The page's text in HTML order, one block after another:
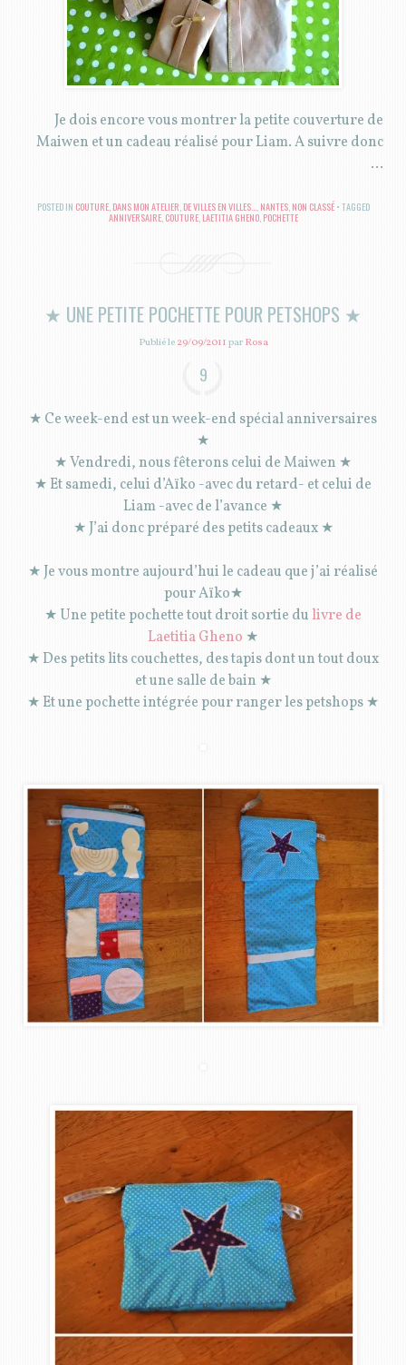
Je dois encore vous montrer la petite couverture de
Maiwen et un cadeau réalisé pour Liam. A suivre donc
…
POSTED IN COUTURE, DANS MON ATELIER, DE VILLES EN VILLES..., NANTES, NON CLASSÉ TAGGED
ANNIVERSAIRE, COUTURE, LAETITIA GHENO, POCHETTE
★ UNE PETITE POCHETTE POUR PETSHOPS ★
Publié le29/09/2011parRosa
9
★ Ce week-end est un week-end spécial anniversaires
★
★ Vendredi, nous fêterons celui de Maiwen ★
★ Et samedi, celui d’Aïko -avec du retard- et celui de
Liam -avec de l’avance ★
★ J’ai donc préparé des petits cadeaux ★
★ Je vous montre aujourd’hui le cadeau que j’ai réalisé
pour Aïko★
★ Une petite pochette tout droit sortie du livre de
Laetitia Gheno ★
★ Des petits lits couchettes, des tapis dont un tout doux
et une salle de bain ★
★ Et une pochette intégrée pour ranger les petshops ★